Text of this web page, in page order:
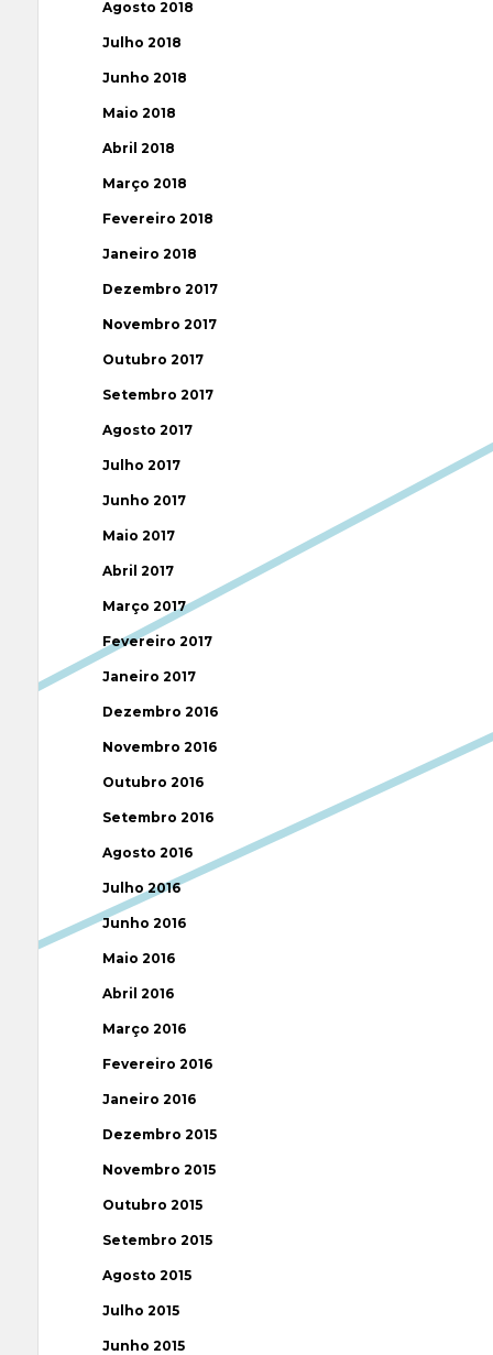
Agosto 2018
Julho 2018
Junho 2018
Maio 2018
Abril 2018
Março 2018
Fevereiro 2018
Janeiro 2018
Dezembro 2017
Novembro 2017
Outubro 2017
Setembro 2017
Agosto 2017
Julho 2017
Junho 2017
Maio 2017
Abril 2017
Março 2017
Fevereiro 2017
Janeiro 2017
Dezembro 2016
Novembro 2016
Outubro 2016
Setembro 2016
Agosto 2016
Julho 2016
Junho 2016
Maio 2016
Abril 2016
Março 2016
Fevereiro 2016
Janeiro 2016
Dezembro 2015
Novembro 2015
Outubro 2015
Setembro 2015
Agosto 2015
Julho 2015
Junho 2015